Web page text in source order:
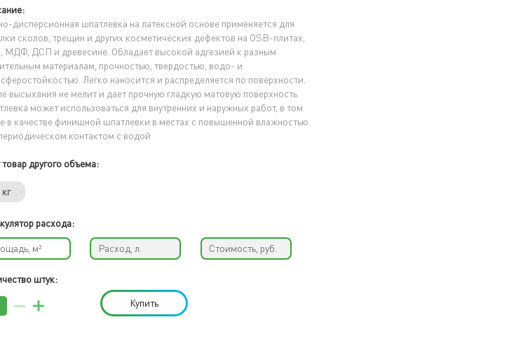
дисперсионная шпатлевка на латексной основе применяется для
сколов, трещин и других косметических дефектов на OSB-плитах,
МДФ, ДСП и древесине. Обладает высокой адгезией к разным
материалам, прочностью, твердостью, водо- и
Легко наносится и распределяется по поверхности.
высыхания не мелит и дает прочную гладкую матовую поверхность.
может использоваться для внутренних и наружных работ, в том
в качестве финишной шпатлевки в местах с повышенной влажностью
контактом с водой
товар другого объема:
кг
расхода:
штук:
Купить